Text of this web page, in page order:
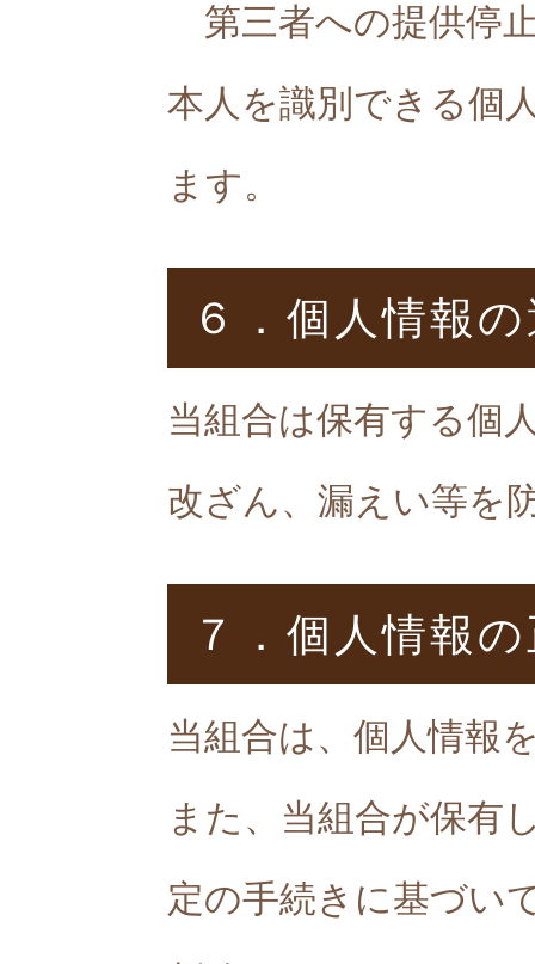
第三者への提供停
本人を識別できる個
ます。
６．個人情報
当組合は保有する個
改ざん、漏えい等を
７．個人情報
当組合は、個人情報
また、当組合が保有
定の手続きに基づい